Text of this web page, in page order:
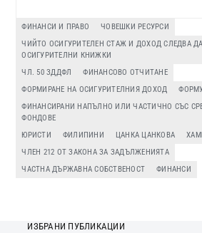
ФИНАНСИ И ПРАВО
ЧОВЕШКИ РЕСУРСИ
ЧИЙТО ОСИГУРИТЕЛЕН СТАЖ И ДОХОД СЛЕДВА
ОСИГУРИТЕЛНИ КНИЖКИ
ЧЛ. 50 ЗДДФЛ
ФИНАНСОВО ОТЧИТАНЕ
ФОРМИРАНЕ НА ОСИГУРИТЕЛНИЯ ДОХОД
ФИНАНСИРАНИ НАПЪЛНО ИЛИ ЧАСТИЧНО СЪС
ФОНДОВЕ
ЮРИСТИ
ФИЛИПИНИ ЦАНКА ЦАНКОВА
ЧЛЕН 212 ОТ ЗАКОНА ЗА ЗАДЪЛЖЕНИЯТА
ЧАСТНА ДЪРЖАВНА СОБСТВЕНОСТ
ФИНАНСИ
ИЗБРАНИ ПУБЛИКАЦИИ